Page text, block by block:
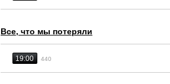
Все, что мы потеряли
19:00 440